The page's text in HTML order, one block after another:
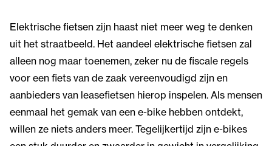
Elektrische fietsen zijn haast niet meer weg te denken
uit het straatbeeld. Het aandeel elektrische fietsen zal
alleen nog maar toenemen, zeker nu de fiscale regels
voor een fiets van de zaak vereenvoudigd zijn en
aanbieders van leasefietsen hierop inspelen. Als mensen
eenmaal het gemak van een e-bike hebben ontdekt,
willen ze niets anders meer. Tegelijkertijd zijn e-bikes